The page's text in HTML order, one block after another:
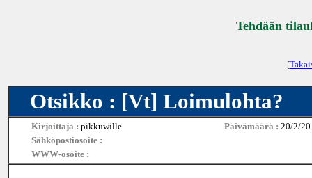
Tehdään
[
Otsikko : [Vt] Loimulohta?
Kirjoittaja : pikkuwille Päivämäärä : 20/2/
Sähköpostiosoite :
WWW-osoite :